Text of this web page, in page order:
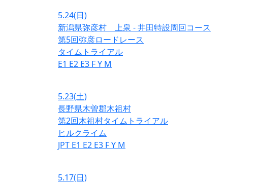
5.24(日)
新潟県弥彦村 上泉 - 井田特設周回コース
第5回弥彦ロードレース
タイムトライアル
E1 E2 E3 FY M
5.23(土)
長野県木曽郡木祖村
第2回木祖村タイムトライアル
ヒルクライム
JPT E1 E2 E3 FY M
5.17(日)